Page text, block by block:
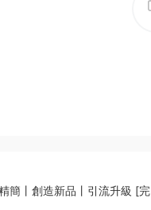
簡丨創造新品丨引流升級 [完